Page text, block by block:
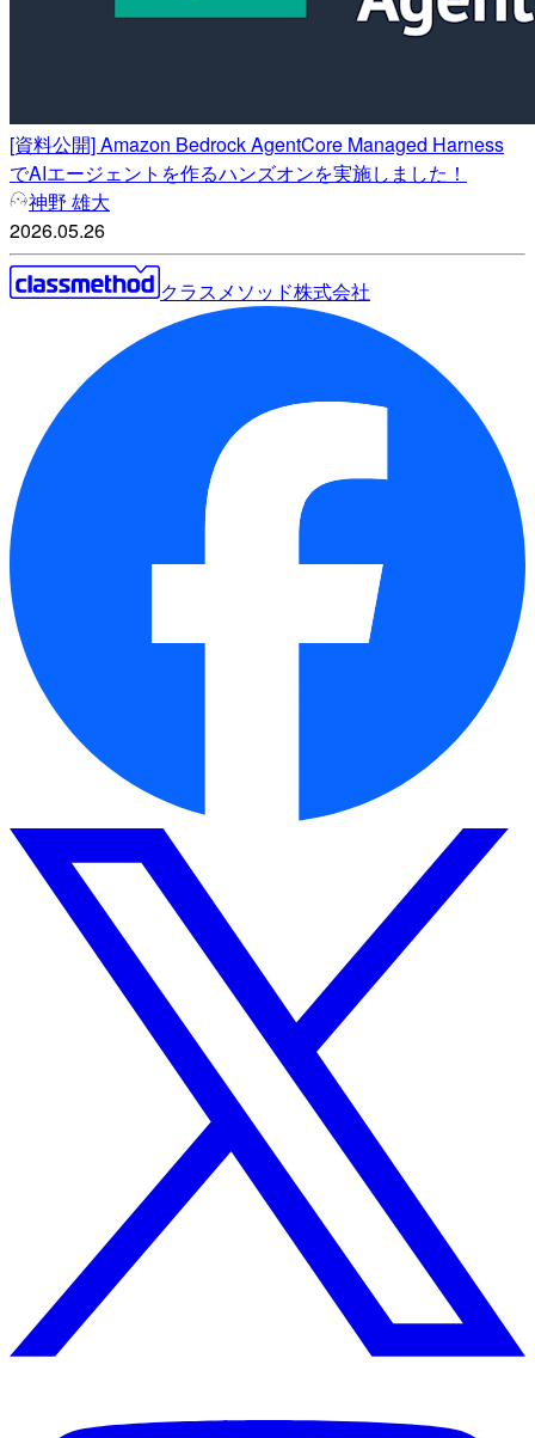
[資料公開] Amazon Bedrock AgentCore Managed Harness
でAIエージェントを作るハンズオンを実施しました！
神野 雄大
2026.05.26
クラスメソッド株式会社